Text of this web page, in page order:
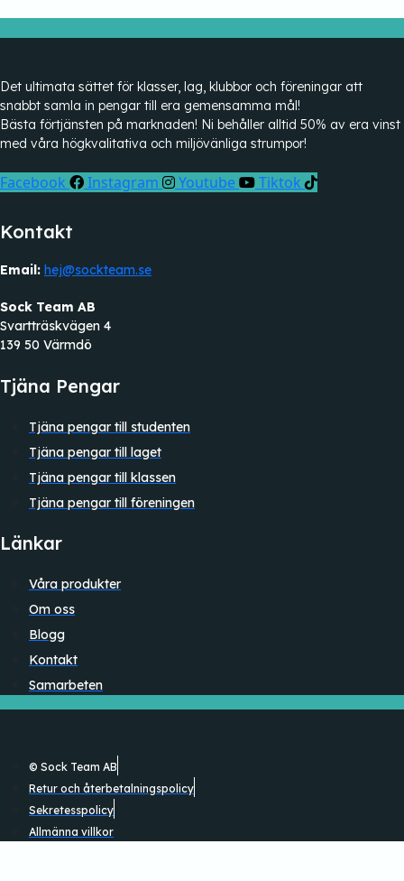
Det ultimata sättet för klasser, lag, klubbor och föreningar att
snabbt samla in pengar till era gemensamma mål!
Bästa förtjänsten på marknaden! Ni behåller alltid 50% av era vinst
med våra högkvalitativa och miljövänliga strumpor!
Facebook Instagram Youtube Tiktok
Kontakt
Email: hej@sockteam.se
Sock Team AB
Svartträskvägen 4
139 50 Värmdö
Tjäna Pengar
Tjäna pengar till studenten
Tjäna pengar till laget
Tjäna pengar till klassen
Tjäna pengar till föreningen
Länkar
Våra produkter
Om oss
Blogg
Kontakt
Samarbeten
© Sock Team AB
Retur och återbetalningspolicy
Sekretesspolicy
Allmänna villkor